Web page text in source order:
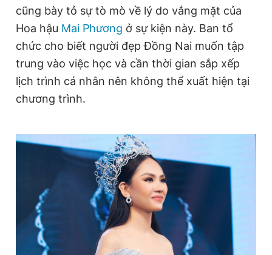
cũng bày tỏ sự tò mò về lý do vắng mặt của
Hoa hậu Mai Phương ở sự kiện này. Ban tổ
chức cho biết người đẹp Đồng Nai muốn tập
trung vào việc học và cần thời gian sắp xếp
lịch trình cá nhân nên không thể xuất hiện tại
chương trình.